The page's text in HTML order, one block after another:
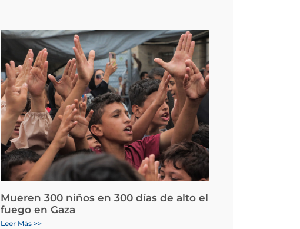
Mueren 300 niños en 300 días de alto el
fuego en Gaza
Leer Más >>